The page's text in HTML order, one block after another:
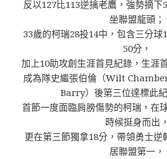
反以127比113逆擒老鷹，強勢摘
坐聯盟龍頭；
33歲的柯瑞28投14中，包含三分球
50分，
加上10助攻創生涯首見紀錄，生涯
成為隊史繼張伯倫（Wilt
Barry）後第三位達標此
首節一度面臨肩膀傷勢的柯瑞，在
時候挺身而出，
更在第三節獨拿18分，帶領勇士逆
居聯盟第一，